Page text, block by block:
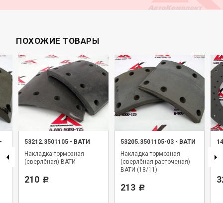
ПОХОЖИЕ ТОВАРЫ
- 53212.3501105 - ВАТИ
Накладка тормозная
(сверлёная) ВАТИ
210 Р
53205.3501105-03 - ВАТИ
Накладка тормозная
(сверлёная расточеная)
ВАТИ (18/11)
213 Р